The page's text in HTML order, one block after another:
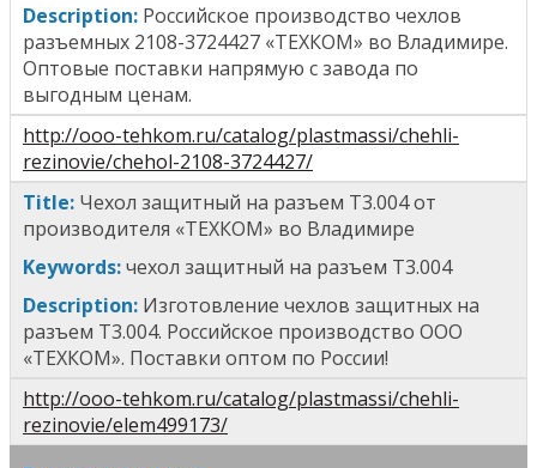
Description: Российское производство чехлов
разъемных 2108-3724427 «ТЕХКОМ» во Владимире.
Оптовые поставки напрямую с завода по
выгодным ценам.
http://ooo-tehkom.ru/catalog/plastmassi/chehli-
rezinovie/chehol-2108-3724427/
Title: Чехол защитный на разъем Т3.004от
производителя «ТЕХКОМ» во Владимире
Keywords:чехол защитный на разъем Т3.004
Description: Изготовление чехлов защитных на
разъем Т3.004. Российское производство ООО
«ТЕХКОМ». Поставки оптом по России!
http://ooo-tehkom.ru/catalog/plastmassi/chehli-
rezinovie/elem499173/